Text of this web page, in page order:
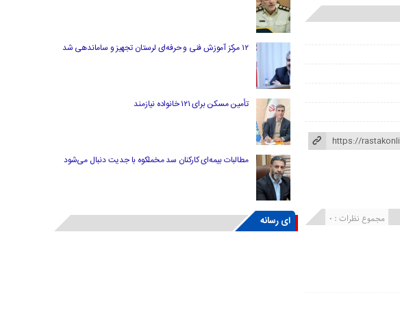
مجموع نظرات : 0
۱۲ مرکز آموزش فنی و حرفه‌ای لرستان تجهیز و ساماندهی شد
تأمین مسکن برای ۱۲۱ خانواده نیازمند
مطالبات بیمه‌ای کارکنان سد مخملکوه با جدیت دنبال می‌شود
ای رسانه